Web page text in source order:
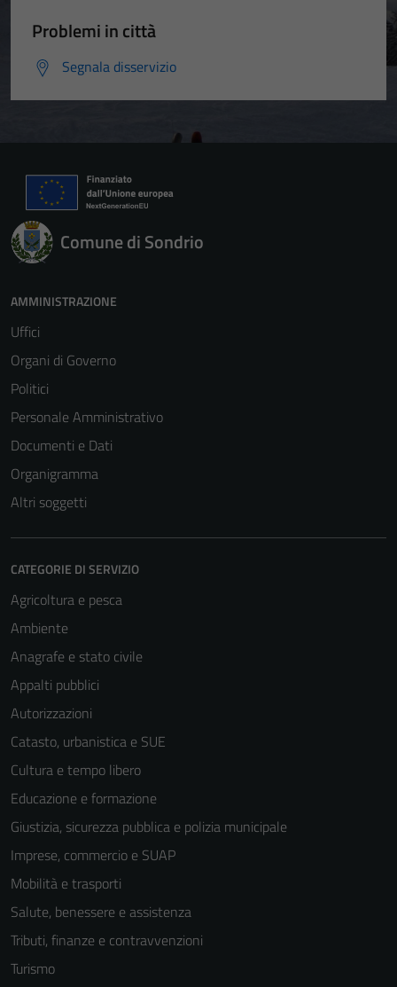
Problemi in città
Segnala disservizio
Comune di Sondrio
AMMINISTRAZIONE
Uffici
Organi di Governo
Politici
Personale Amministrativo
Documenti e Dati
Organigramma
Altri soggetti
CATEGORIE DI SERVIZIO
Agricoltura e pesca
Ambiente
Anagrafe e stato civile
Appalti pubblici
Autorizzazioni
Catasto, urbanistica e SUE
Cultura e tempo libero
Educazione e formazione
Giustizia, sicurezza pubblica e polizia municipale
Imprese, commercio e SUAP
Mobilità e trasporti
Salute, benessere e assistenza
Tributi, finanze e contravvenzioni
Turismo